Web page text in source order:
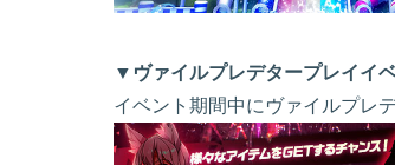
▼ヴァイルプレデタープレイイ
イベント期間中にヴァイルプレ